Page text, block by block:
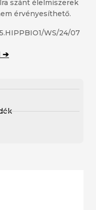
szánt élelmiszerek
érvényesíthető.
WS/24/07
➔